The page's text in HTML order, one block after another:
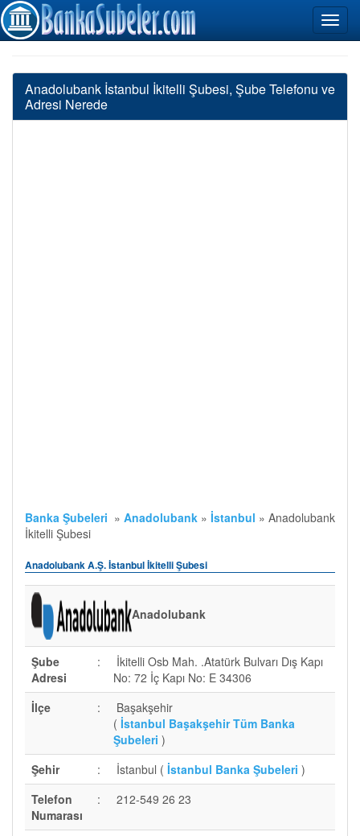
Anadolubank İstanbul İkitelli Şubesi, Şube Telefonu ve
Adresi Nerede
Banka Şubeleri » Anadolubank » İstanbul » Anadolubank
İkitelli Şubesi
Anadolubank A.Ş. İstanbul İkitelli Şubesi
Anadolubank
Şube
Adresi
:
İkitelli Osb Mah. .Atatürk Bulvarı Dış Kapı
No: 72 İç Kapı No: E 34306
İlçe
:
Başakşehir
( İstanbul Başakşehir Tüm Banka
Şubeleri )
Şehir
: İstanbul ( İstanbul Banka Şubeleri )
Telefon
Numarası
: 212-549 26 23